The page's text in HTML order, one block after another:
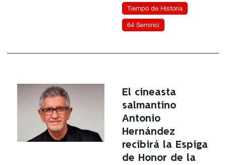
Tiempo de Historia
64 Seminci
El cineasta
salmantino
Antonio
Hernández
recibirá la Espiga
de Honor de la